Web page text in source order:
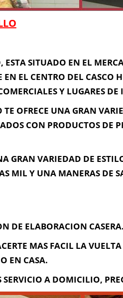
SITUADO EN EL
EN EL CENTRO DEL CASCO
Y LUGARES DE
OFRECE UNA GRAN
CON PRODUCTOS DE
GRAN VARIEDAD DE
MIL Y UNA MANERAS DE
DE ELABORACION CASERA.
MAS FACIL LA
EN CASA.
SERVICIO A DOMICILIO,